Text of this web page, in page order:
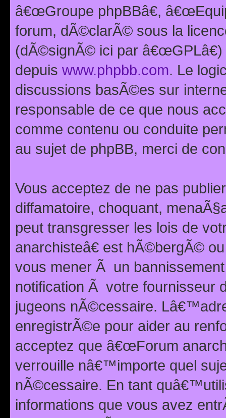
â€œGroupe phpBBâ€,
forum, dÃ©clarÃ© sous la
(dÃ©signÃ© ici par
depuis www.phpbb.com. Le
discussions basÃ©es sur
responsable de ce que nous
comme contenu ou conduite
au sujet de phpBB, merci de
Vous acceptez de ne pas
diffamatoire, choquant,
peut transgresser les lois de
anarchisteâ€ est hÃ©bergÃ©
vous mener Ã un
notification Ã votre fournisseur
jugeons nÃ©cessaire.
enregistrÃ©e pour aider au
acceptez que â€œForum
verrouille nâ€™importe quel
nÃ©cessaire. En tant
informations que vous avez